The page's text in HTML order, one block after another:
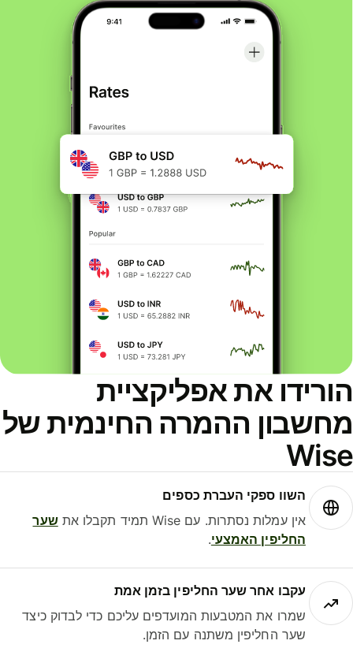
את אפליקציית
ההמרה החינמית של
השוו ספקי העברת כספים
אין עמלות נסתרות. עם Wise תמיד תקבלו את
שער
החליפין האמצעי.
עקבו אחר שער החליפין בזמן אמת
שמרו את המטבעות המועדפים עליכם כדי לבדוק כיצד
שער החליפין משתנה עם הזמן.